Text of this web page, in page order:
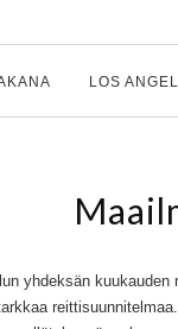
LOS
yhdeksän